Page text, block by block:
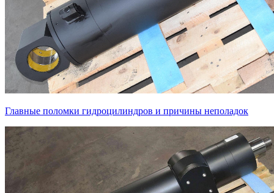
Главные поломки гидроцилиндров и причины неполадок